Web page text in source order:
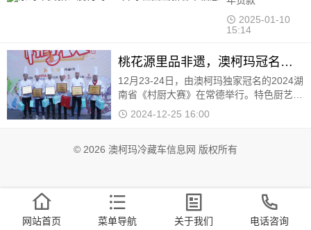
15:14
12月23-24日，由澳柯玛独家冠名的2024湖
南省《村厨大赛》在常德举行。特色厨艺、
乡土才艺交融汇聚，吸引了众多当地群众、
游客、明星达人等前来打卡观赛，感受这座
© 2026 澳柯玛冷藏车信息网 版权所有
网站首页 菜单导航 关于我们 电话咨询